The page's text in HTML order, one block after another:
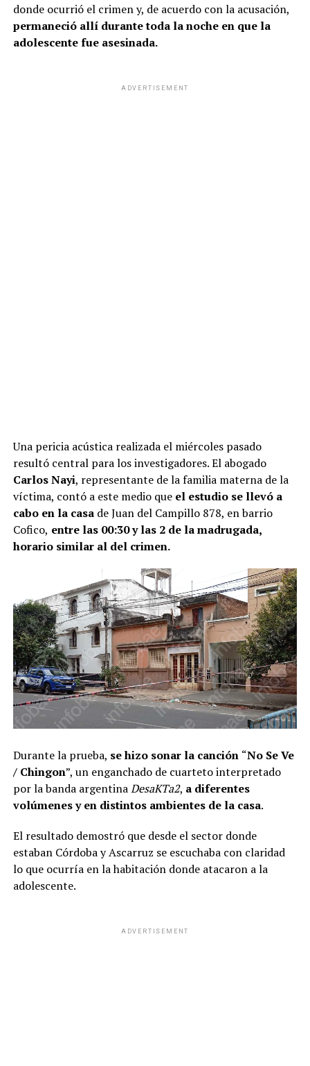
donde ocurrió el crimen y, de acuerdo con la acusación,
permaneció allí durante toda la noche en que la
adolescente fue asesinada.
ADVERTISEMENT
Una pericia acústica realizada el miércoles pasado
resultó central para los investigadores. El abogado
Carlos Nayi, representante de la familia materna de la
víctima, contó a este medio que el estudio se llevó a
cabo en la casade Juan del Campillo 878, en barrio
Cofico, entre las 00:30 y las 2 de la madrugada,
horario similar al del crimen.
Durante la prueba, se hizo sonar la canción “No Se Ve
/ Chingon”, un enganchado de cuarteto interpretado
por la banda argentinaDesaKTa2, a diferentes
volúmenes y en distintos ambientes de la casa.
El resultado demostró que desde el sector donde
estaban Córdoba y Ascarruz se escuchaba con claridad
lo que ocurría en la habitación donde atacaron a la
adolescente.
ADVERTISEMENT